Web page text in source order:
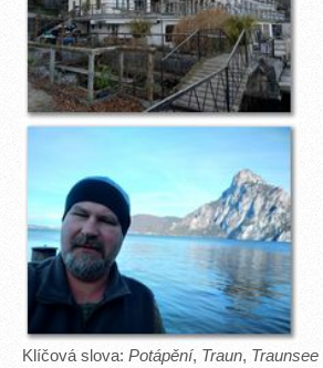
Klíčová slova: Potápění, Traun, Traunsee